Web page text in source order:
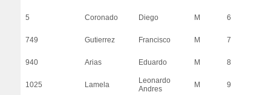
5 Coronado Diego M 6
749 Gutierrez Francisco M 7
940 Arias Eduardo M 8
1025 Lamela
Leonardo
Andres
M 9